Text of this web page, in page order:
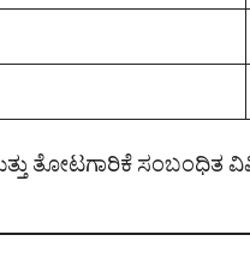
ತೋಟಗಾರಿಕೆ ಸಂಬಂಧಿತ